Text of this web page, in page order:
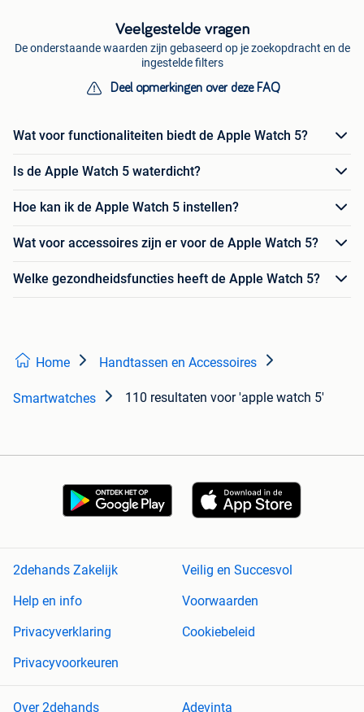
Veelgestelde vragen
De onderstaande waarden zijn gebaseerd op je zoekopdracht en de
ingestelde filters
Deel opmerkingen over deze FAQ
Wat voor functionaliteiten biedt de Apple Watch 5?
Is de Apple Watch 5 waterdicht?
Hoe kan ik de Apple Watch 5 instellen?
Wat voor accessoires zijn er voor de Apple Watch 5?
Welke gezondheidsfuncties heeft de Apple Watch 5?
Home Handtassen en Accessoires
Smartwatches 110 resultaten voor 'apple watch 5'
2dehands Zakelijk
Veilig en Succesvol
Help en info
Voorwaarden
Privacyverklaring
Cookiebeleid
Privacyvoorkeuren
Over 2dehands Adevinta